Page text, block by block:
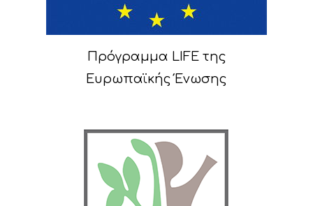
Πρόγραμμα LIFE της
Ευρωπαϊκής Ένωσης